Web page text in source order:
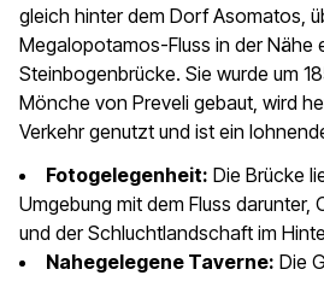
gleich hinter dem Dorf Asomatos,
Megalopotamos-Fluss in der Nähe
Steinbogenbrücke. Sie wurde um
Mönche von Preveli gebaut, wird
Verkehr genutzt und ist ein
Fotogelegenheit: Die Brücke
Umgebung mit dem Fluss darunter,
und der Schluchtlandschaft im
Nahegelegene Taverne: Die